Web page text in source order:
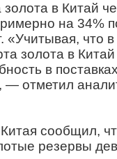
в Китай
на 34%
«Учитывая, что
золота в
в
— отметил
сообщил,
резервы